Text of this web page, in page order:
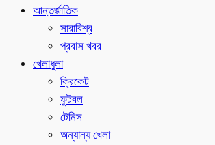
আন্তর্জাতিক
সারাবিশ্ব
প্রবাস খবর
খেলাধুলা
ক্রিকেট
ফুটবল
টেনিস
অন্যান্য খেলা